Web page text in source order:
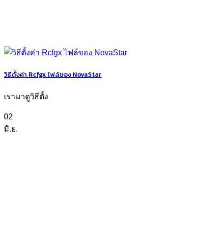
วิธีตั้งค่า Rcfgx ไฟล์ของ NovaStar
เรามาดูวิธีตั้ง
02
มิ.ย.